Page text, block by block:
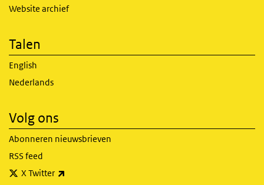
Website archief
Talen
English
Nederlands
Volg ons
Abonneren nieuwsbrieven
RSS feed
X Twitter